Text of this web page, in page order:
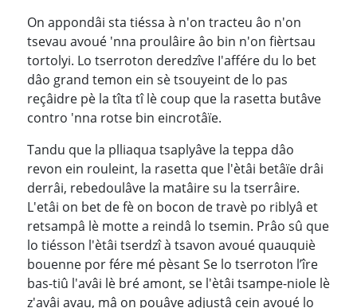
On appondâi sta tiéssa à n'on tracteu âo n'on
tsevau avoué 'nna proulâire âo bin n'on fièrtsau
tortolyi. Lo tserroton deredzîve I'affére du lo bet
dâo grand temon ein sè tsouyeint de lo pas
reçâidre pè la tîta tî lè coup que la rasetta butâve
contro 'nna rotse bin eincrotâïe.
Tandu que la plliaqua tsaplyâve la teppa dâo
revon ein rouleint, la rasetta que l'ètâi betâïe drâi
derrâi, rebedoulâve la matâire su la tserrâire.
L'etâi on bet de fè on bocon de travè po riblyâ et
retsampâ lè motte a reindâ lo tsemin. Prâo sû que
lo tiésson l'ètâi tserdzî à tsavon avoué quauquiè
bouenne por fére mé pèsant Se lo tserroton l’îre
bas-tiû l'avâi lè bré amont, se l'ètâi tsampe-niole lè
z'avâi avau, mâ on pouâve adjustâ cein avoué lo